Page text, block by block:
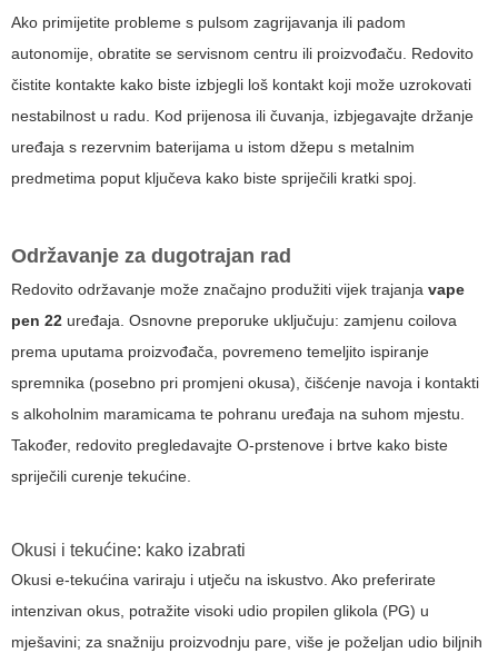
Ako primijetite probleme s pulsom zagrijavanja ili padom
autonomije, obratite se servisnom centru ili proizvođaču. Redovito
čistite kontakte kako biste izbjegli loš kontakt koji može uzrokovati
nestabilnost u radu. Kod prijenosa ili čuvanja, izbjegavajte držanje
uređaja s rezervnim baterijama u istom džepu s metalnim
predmetima poput ključeva kako biste spriječili kratki spoj.
Održavanje za dugotrajan rad
Redovito održavanje može značajno produžiti vijek trajanja vape
pen 22 uređaja. Osnovne preporuke uključuju: zamjenu coilova
prema uputama proizvođača, povremeno temeljito ispiranje
spremnika (posebno pri promjeni okusa), čišćenje navoja i kontakti
s alkoholnim maramicama te pohranu uređaja na suhom mjestu.
Također, redovito pregledavajte O-prstenove i brtve kako biste
spriječili curenje tekućine.
Okusi i tekućine: kako izabrati
Okusi e-tekućina variraju i utječu na iskustvo. Ako preferirate
intenzivan okus, potražite visoki udio propilen glikola (PG) u
mješavini; za snažniju proizvodnju pare, više je poželjan udio biljnih